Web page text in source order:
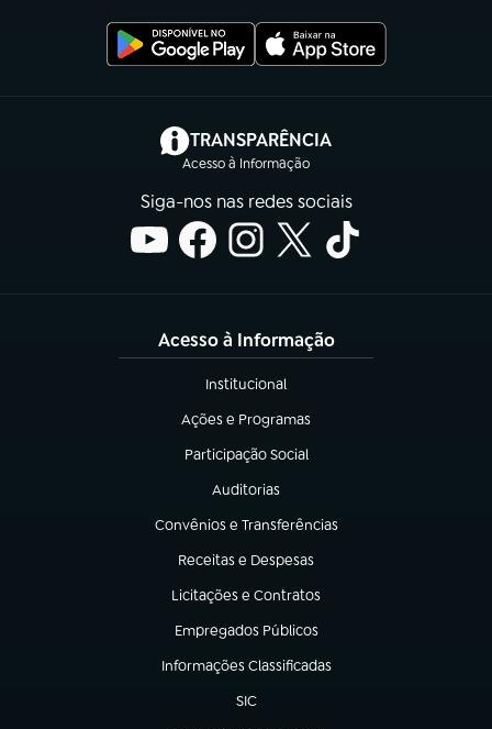
TRANSPARÊNCIA
Acesso à Informação
(abre em nova aba)
Siga-nos nas redes sociais
Acesso à Informação
Institucional
(abre em nova aba)
Ações e Programas
(abre em nova aba)
Participação Social
(abre em nova aba)
Auditorias
(abre em nova aba)
Convênios e Transferências
(abre em nova aba)
Receitas e Despesas
(abre em nova aba)
Licitações e Contratos
(abre em nova aba)
Empregados Públicos
(abre em nova aba)
Informações Classificadas
(abre em nova aba)
SIC
(abre em nova aba)